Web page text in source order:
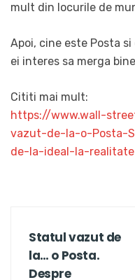
mult din locurile de
Apoi, cine este Posta
ei interes sa merga
Cititi mai mult:
https://www.wall-
vazut-de-la-o-Posta-
de-la-ideal-la-realitate
Statul vazut de
la… o Posta.
Despre